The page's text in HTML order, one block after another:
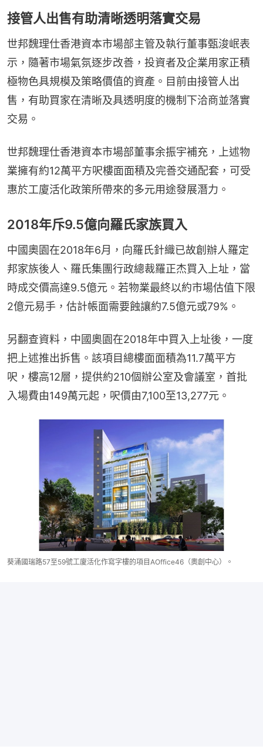
接管人出售有助清晰透明落實交易
世邦魏理仕香港資本市場部主管及執行董事甄浚岷表
示，隨著市場氣氛逐步改善，投資者及企業用家正積
極物色具規模及策略價值的資產。目前由接管人出
售，有助買家在清晰及具透明度的機制下洽商並落實
交易。
世邦魏理仕香港資本市場部董事余振宇補充，上述物
業擁有約12萬平方呎樓面面積及完善交通配套，可受
惠於工廈活化政策所帶來的多元用途發展潛力。
2018年斥9.5億向羅氏家族買入
中國奧園在2018年6月，向羅氏針織已故創辦人羅定
邦家族後人、羅氏集團行政總裁羅正杰買入上址，當
時成交價高達9.5億元。若物業最終以約市場估值下限
2億元易手，估計帳面需要蝕讓約7.5億元或79%。
另翻查資料，中國奧園在2018年中買入上址後，一度
把上述推出拆售。該項目總樓面面積為11.7萬平方
呎，樓高12層，提供約210個辦公室及會議室，首批
入場費由149萬元起，呎價由7,100至13,277元。
葵涌國瑞路57至59號工廈活化作寫字樓的項目AOffice46（奧創中心）。